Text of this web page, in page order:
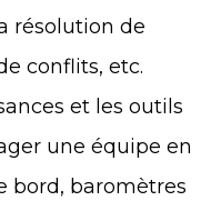
résolution de
conflits, etc.
et les outils
une équipe en
bord, baromètres